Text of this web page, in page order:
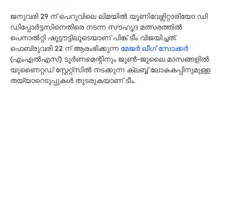
ജനുവരി 29 ന് പെറുവിലെ ലിമയിൽ യൂണിവേഴ്സിറ്റാരിയോ ഡി
ഡിപ്പോർട്ടസിനെതിരെ നടന്ന സൗഹൃദ മത്സരത്തിൽ
പെനാൽറ്റി ഷൂട്ടൗട്ടിലൂടെയാണ് പിങ്ക് ടീം വിജയിച്ചത്.
ഫെബ്രുവരി 22 ന് ആരംഭിക്കുന്ന മേജർ ലീഗ് സോക്കർ
(എം‌എൽ‌എസ്) ടൂർണമെന്റിനും ജൂൺ-ജൂലൈ മാസങ്ങളിൽ
യുണൈറ്റഡ് സ്റ്റേറ്റ്സിൽ നടക്കുന്ന ക്ലബ്ബ് ലോകകപ്പിനുമുള്ള
തയ്യാറെടുപ്പുകൾ തുടരുകയാണ് ടീം.